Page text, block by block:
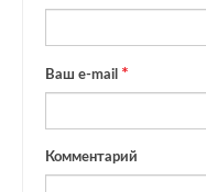
Ваш e-mail
Комментарий